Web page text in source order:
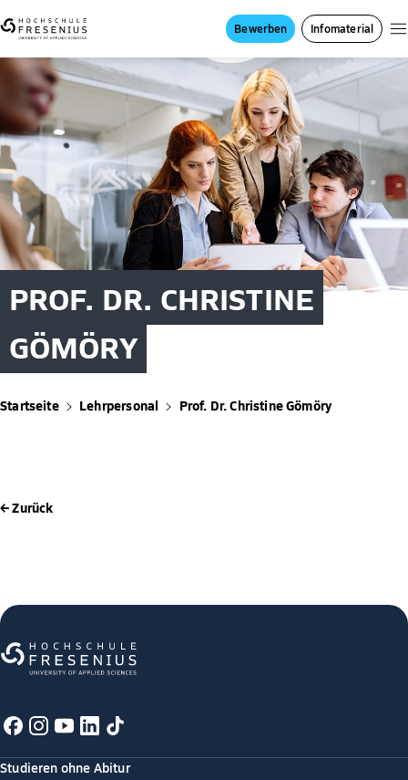
Bewerben Infomaterial
PROF. DR. CHRISTINE
GÖMÖRY
Startseite Lehrpersonal Prof. Dr. Christine Gömöry
← Zurück
Studieren ohne Abitur